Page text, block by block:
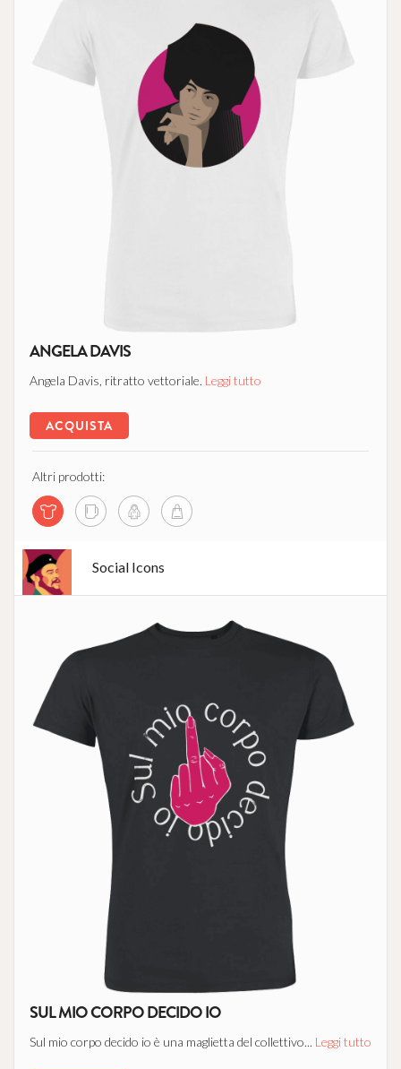
ANGELA DAVIS
Angela Davis, ritratto vettoriale. Leggi tutto
ACQUISTA
Altri prodotti:
Social Icons
SUL MIO CORPO DECIDO IO
Sul mio corpo decido io è una maglietta del collettivo... Leggi tutto